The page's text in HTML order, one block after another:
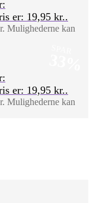
er: 19,95 kr..
Mulighederne kan
er: 19,95 kr..
Mulighederne kan